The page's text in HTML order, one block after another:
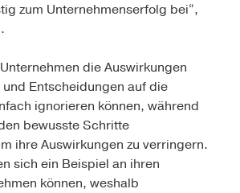
zum Unternehmenserfolg bei“,
die Auswirkungen
Entscheidungen auf die
ignorieren können, während
bewusste Schritte
ihre Auswirkungen zu verringern.
sich ein Beispiel an ihren
können, weshalb